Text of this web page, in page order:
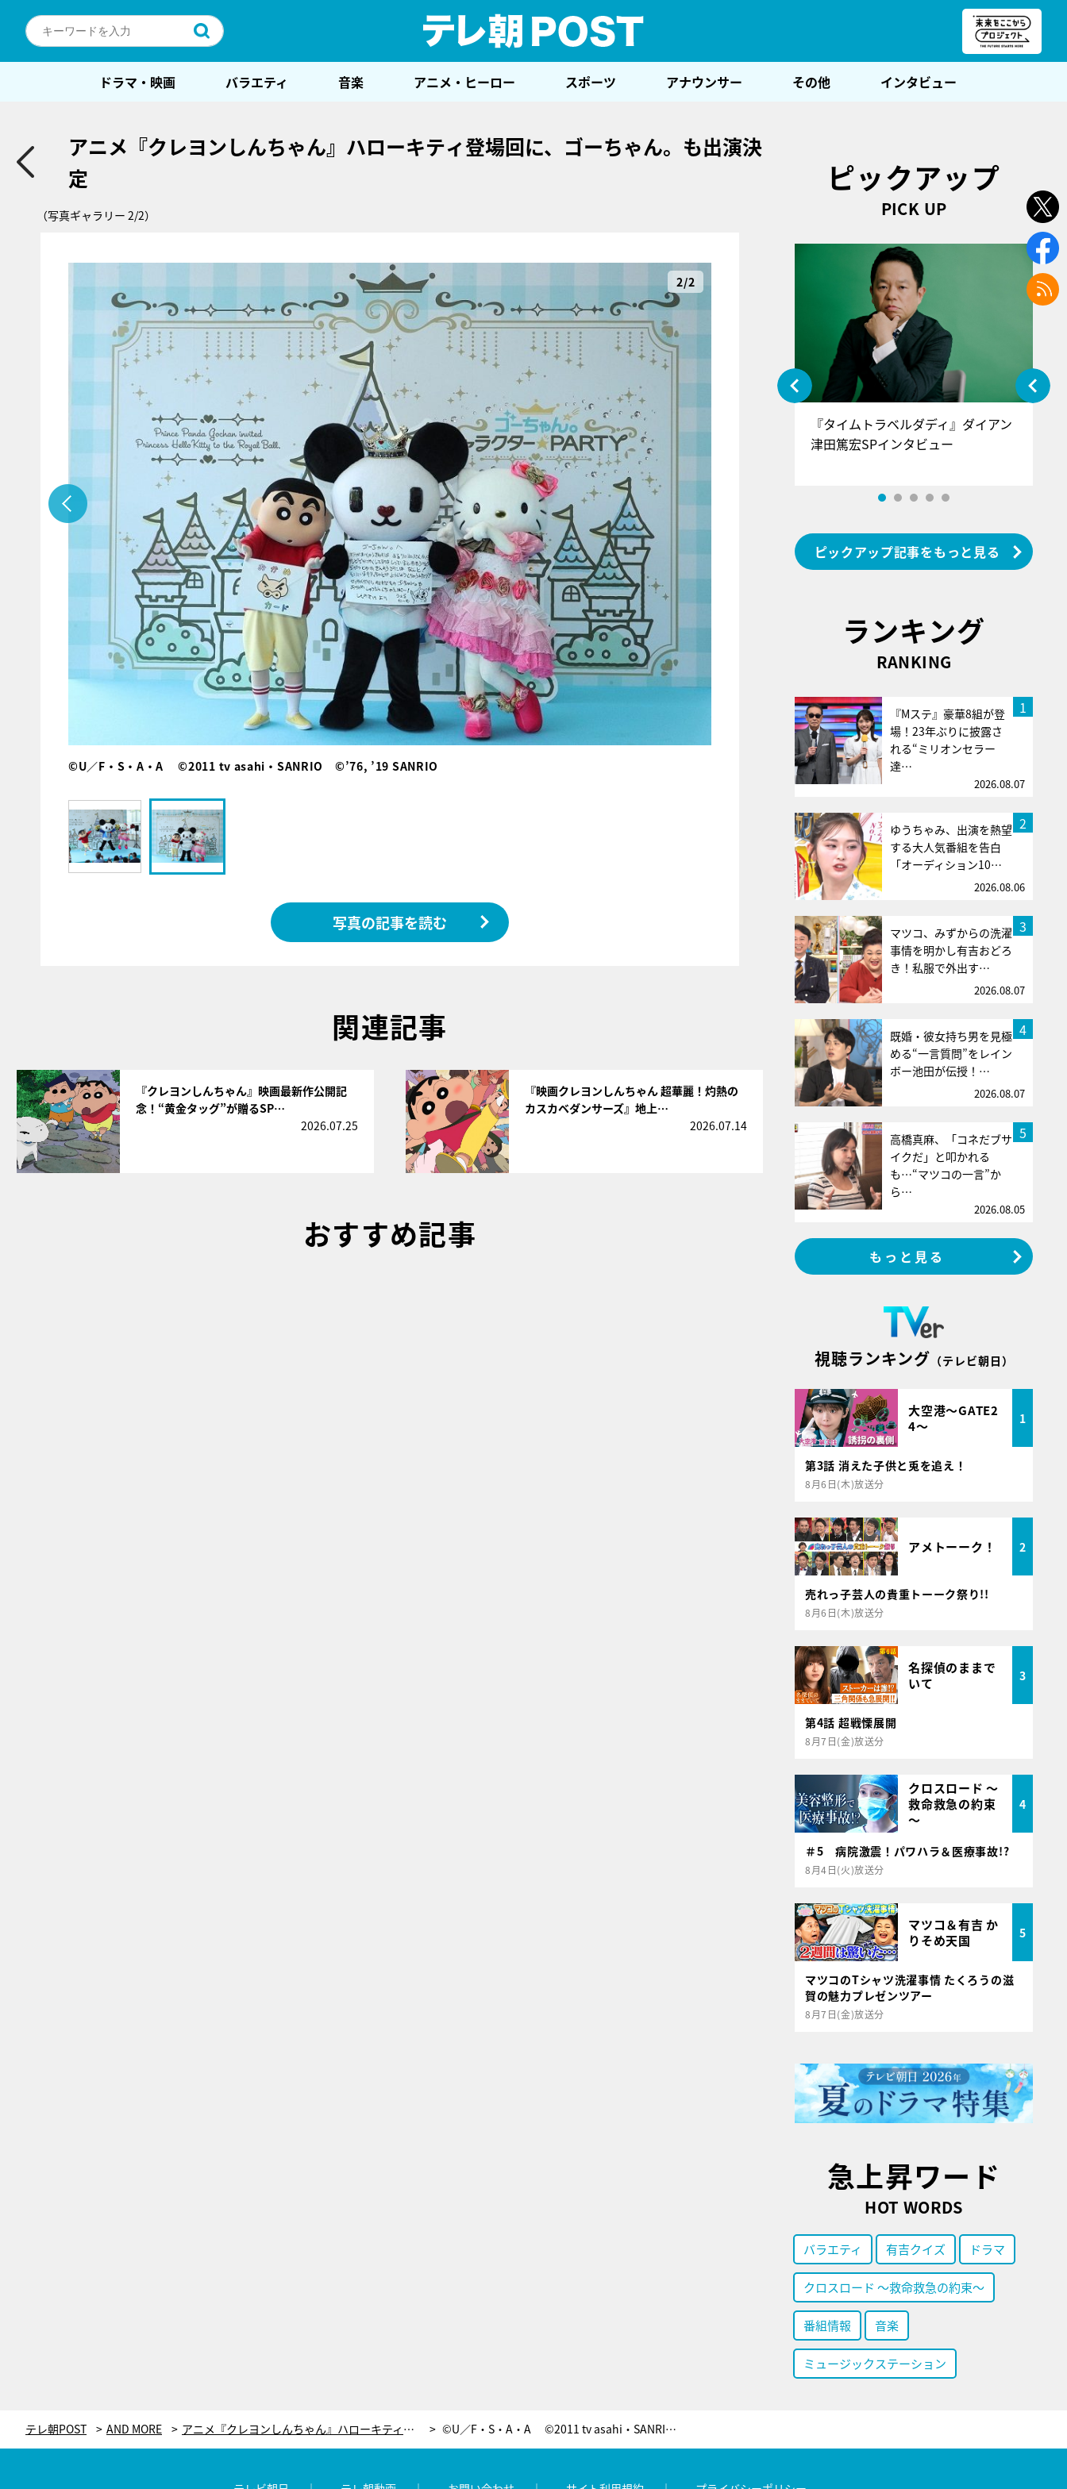
ドラマ・映画 バラエティ 音楽 アニメ・ヒーロー スポーツ アナウンサー その他 インタビュー
アニメ『クレヨンしんちゃん』ハローキティ登場回に、ゴーちゃん。も出演決
定
（写真ギャラリー 2/2）
2/2
©U／F・S・A・A ©2011 tv asahi・SANRIO ©’76, ’19 SANRIO
写真の記事を読む
関連記事
『クレヨンしんちゃん』映画最新作公開記
念！“黄金タッグ”が贈るSP…
2026.07.25
『映画クレヨンしんちゃん 超華麗！灼熱の
カスカベダンサーズ』地上…
2026.07.14
おすすめ記事
ピックアップ
PICK UP
『アイ＝ラブ！げーみんぐ』＝LOV
E齋藤樹愛羅＆佐々木舞香SPインタ
ビュー
『タイムトラベルダディ』ダイアン
津田篤宏SPインタビュー
ピックアップ記事をもっと見る
ランキング
RANKING
1
『Mステ』豪華8組が登
場！23年ぶりに披露さ
れる“ミリオンセラー
達…
2026.08.07
2
ゆうちゃみ、出演を熱望
する大人気番組を告白
「オーディション10…
2026.08.06
3
マツコ、みずからの洗濯
事情を明かし有吉おどろ
き！私服で外出す…
2026.08.07
4
既婚・彼女持ち男を見極
める“一言質問”をレイン
ボー池田が伝授！…
2026.08.07
5
高橋真麻、「コネだブサ
イクだ」と叩かれる
も…“マツコの一言”か
ら…
2026.08.05
もっと見る
視聴ランキング （テレビ朝日）
大空港～GATE2
4～
1
第3話 消えた子供と兎を追え！
8月6日(木)放送分
アメトーーク！ 2
売れっ子芸人の貴重トーーク祭り!!
8月6日(木)放送分
名探偵のままで
いて
3
第4話 超戦慄展開
8月7日(金)放送分
クロスロード ～
救命救急の約束
～
4
＃5 病院激震！パワハラ＆医療事故!?
8月4日(火)放送分
マツコ＆有吉 か
りそめ天国
5
マツコのTシャツ洗濯事情 たくろうの滋
賀の魅力プレゼンツアー
8月7日(金)放送分
急上昇ワード
HOT WORDS
バラエティ 有吉クイズ ドラマ
クロスロード ～救命救急の約束～
番組情報 音楽
ミュージックステーション
テレ朝POST AND MORE アニメ『クレヨンしんちゃん』ハローキティ登場回に、ゴーちゃん。も出演決定 ©U／F・S・A・A ©2011 tv asahi・SANRIO ©’76, ’19 SANRIO